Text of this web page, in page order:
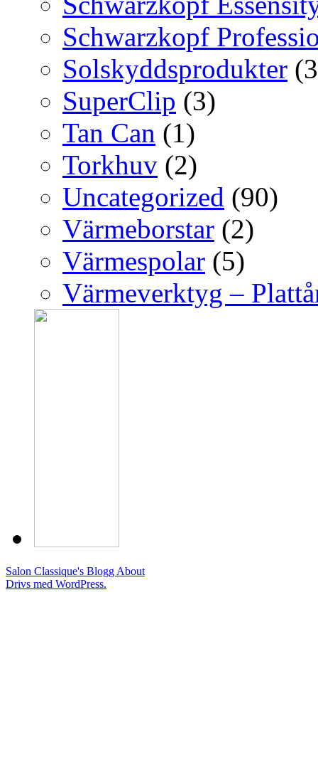
Schwarzkopf
Solskyddsprodukter
SuperClip (3)
Tan Can (1)
Torkhuv (2)
Uncategorized (90)
Värmeborstar (2)
Värmespolar (5)
Värmeverktyg –
Salon Classique's Blogg About
Drivs med WordPress.